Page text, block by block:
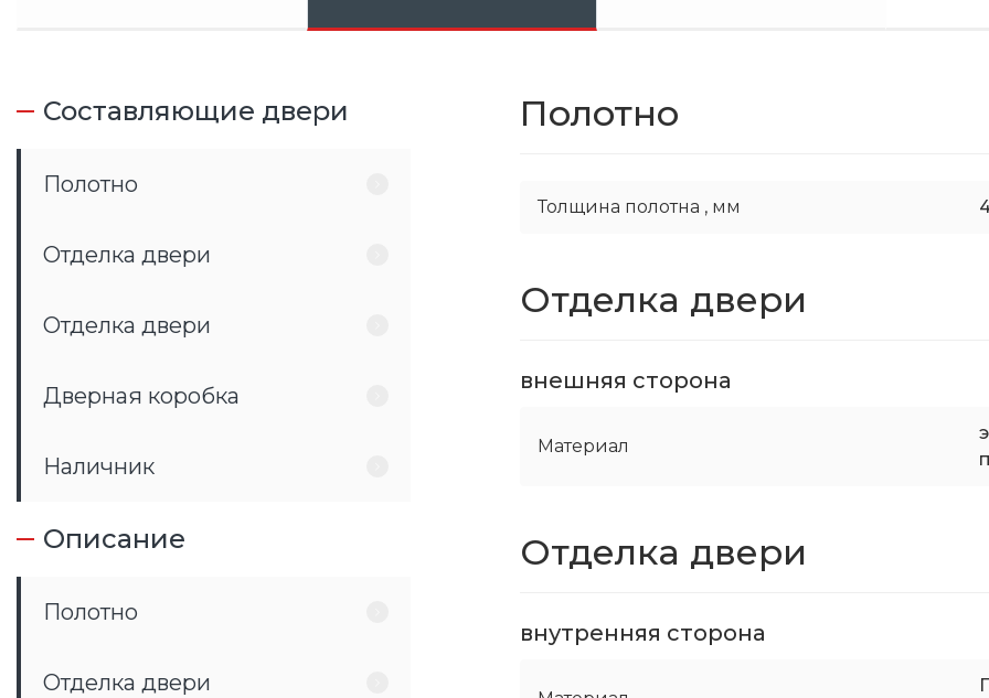
Составляющие двери
Полотно
Отделка двери
Отделка двери
Дверная коробка
Наличник
Описание
Полотно
Отделка двери
Полотно
Толщина полотна , мм
Отделка двери
внешняя сторона
Материал
Отделка двери
внутренняя сторона